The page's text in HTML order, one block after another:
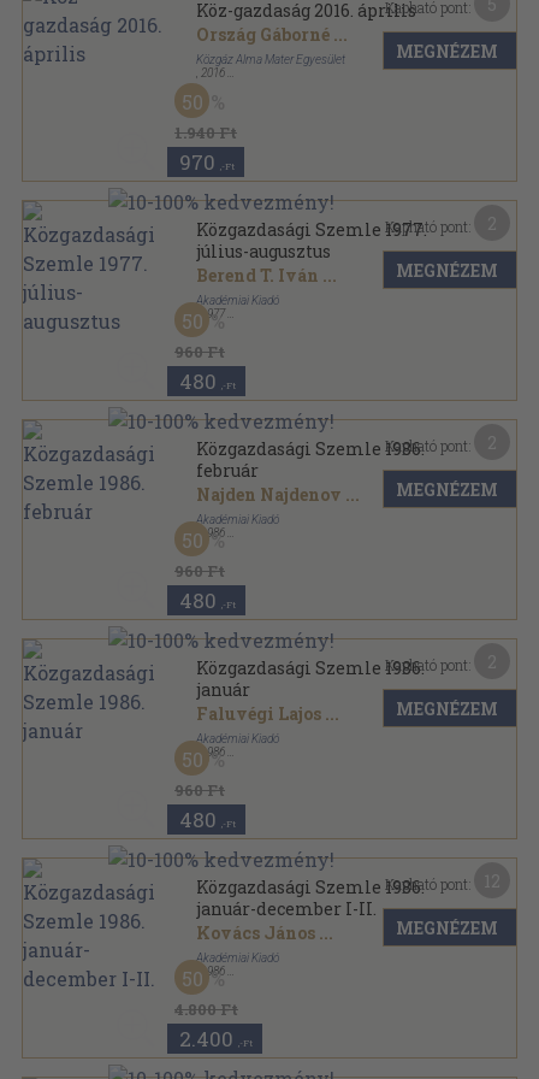
Köz-gazdaság 2016. április
Ország Gáborné ...
Közgáz Alma Mater Egyesület
2016
Ragasztott papírkötés
Köz-gazdaság sorozat
1.940 Ft
50
970 ,-Ft
Kapható pont:
MEGNÉZEM
Közgazdasági Szemle 1977.
július-augusztus
Berend T. Iván ...
Akadémiai Kiadó
, 1977
Ragasztott papírkötés
Közgazdasági Szemle sorozat
960 Ft
50
480 ,-Ft
Kapható pont:
MEGNÉZEM
Közgazdasági Szemle 1986.
február
Najden Najdenov ...
Akadémiai Kiadó
, 1986
Ragasztott papírkötés
Közgazdasági Szemle sorozat
960 Ft
50
480 ,-Ft
Kapható pont:
MEGNÉZEM
Közgazdasági Szemle 1986.
január
Faluvégi Lajos ...
Akadémiai Kiadó
, 1986
Ragasztott papírkötés
Közgazdasági Szemle sorozat
960 Ft
50
480 ,-Ft
Kapható pont:
MEGNÉZEM
Közgazdasági Szemle 1986.
január-december I-II.
Kovács János ...
Akadémiai Kiadó
, 1986
Könyvkötői kötés
Közgazdasági Szemle sorozat
4.800 Ft
50
2.400 ,-Ft
Kapható pont:
MEGNÉZEM